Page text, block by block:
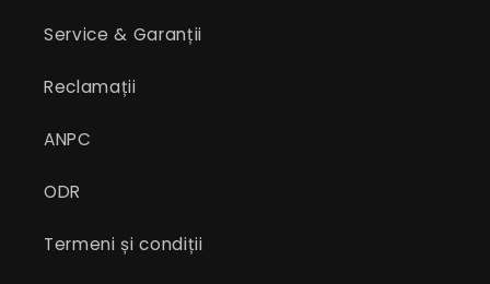
Service & Garanții
Reclamații
ANPC
ODR
Termeni și condiții